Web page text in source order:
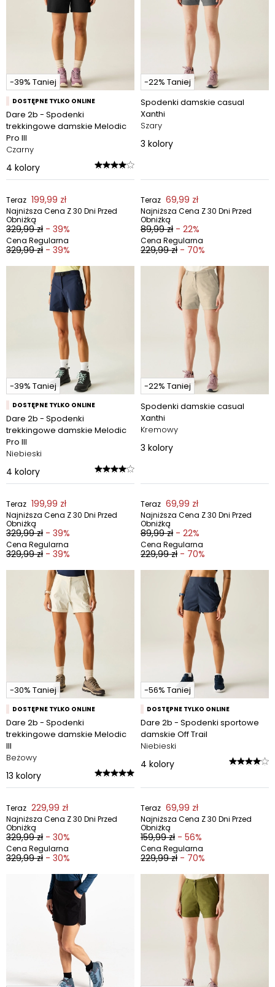
-39% Taniej
DOSTĘPNE TYLKO ONLINE
Dare 2b - Spodenki
trekkingowe damskie Melodic
Pro III
Czarny
4 kolory
Teraz 199,99 zł
Najniższa Cena Z 30 Dni Przed
Obniżką
329,99 zł - 39%
Cena Regularna
329,99 zł - 39%
-22% Taniej
Spodenki damskie casual
Xanthi
Szary
3 kolory
Teraz 69,99 zł
Najniższa Cena Z 30 Dni Przed
Obniżką
89,99 zł - 22%
Cena Regularna
229,99 zł - 70%
-39% Taniej
DOSTĘPNE TYLKO ONLINE
Dare 2b - Spodenki
trekkingowe damskie Melodic
Pro III
Niebieski
4 kolory
Teraz 199,99 zł
Najniższa Cena Z 30 Dni Przed
Obniżką
329,99 zł - 39%
Cena Regularna
329,99 zł - 39%
-22% Taniej
Spodenki damskie casual
Xanthi
Kremowy
3 kolory
Teraz 69,99 zł
Najniższa Cena Z 30 Dni Przed
Obniżką
89,99 zł - 22%
Cena Regularna
229,99 zł - 70%
-30% Taniej
DOSTĘPNE TYLKO ONLINE
Dare 2b - Spodenki
trekkingowe damskie Melodic
III
Beżowy
13 kolory
Teraz 229,99 zł
Najniższa Cena Z 30 Dni Przed
Obniżką
329,99 zł - 30%
Cena Regularna
329,99 zł - 30%
-56% Taniej
DOSTĘPNE TYLKO ONLINE
Dare 2b - Spodenki sportowe
damskie Off Trail
Niebieski
4 kolory
Teraz 69,99 zł
Najniższa Cena Z 30 Dni Przed
Obniżką
159,99 zł - 56%
Cena Regularna
229,99 zł - 70%